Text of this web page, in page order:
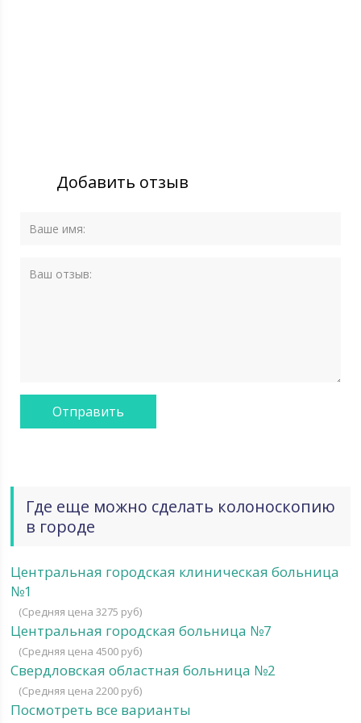
Добавить отзыв
Где еще можно сделать колоноскопию
в городе
Центральная городская клиническая больница
№1
(Средняя цена 3275 руб)
Центральная городская больница №7
(Средняя цена 4500 руб)
Свердловская областная больница №2
(Средняя цена 2200 руб)
Посмотреть все варианты